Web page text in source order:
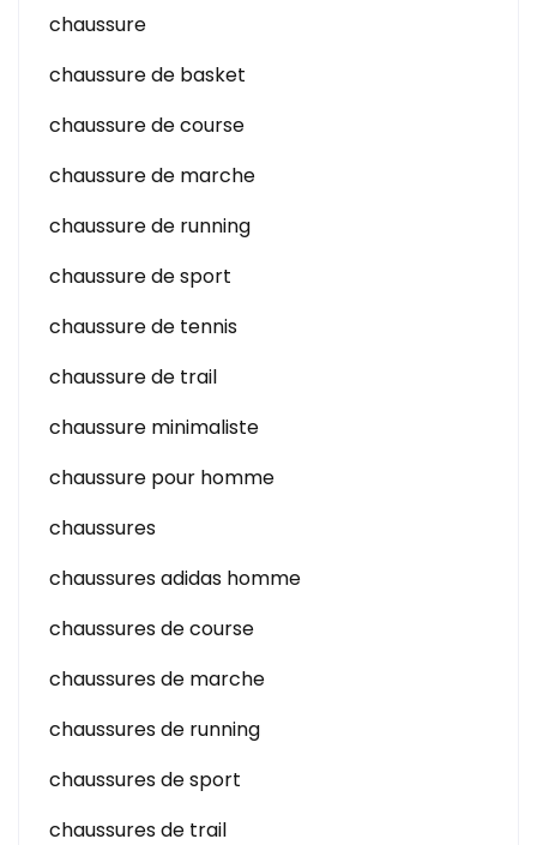
chaussure
chaussure de basket
chaussure de course
chaussure de marche
chaussure de running
chaussure de sport
chaussure de tennis
chaussure de trail
chaussure minimaliste
chaussure pour homme
chaussures
chaussures adidas homme
chaussures de course
chaussures de marche
chaussures de running
chaussures de sport
chaussures de trail